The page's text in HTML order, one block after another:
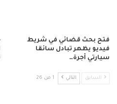
فتح بحث قضائي في شريط
فيديو يظهر تبادل سائقا
سيارتي أجرة…
السابق التالي 1 من 26